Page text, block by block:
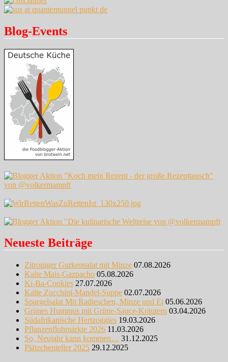
Blog-Events
Neueste Beiträge
Zitroniger Gurkensalat mit Minze 07.08.2026
Kalte Mais-Gazpacho 05.08.2026
Ki-Ba-Cookies 27.07.2026
Kalte Zucchini-Mandel-Suppe 02.07.2026
Spargelsalat Mit Radieschen, Minze und Ei 05.06.2026
Grünes Hummus mit Grüne-Sauce-Kräutern 03.04.2026
Südafrikanische Hertzoggies 19.03.2026
Pflanzenflohmärkte 2026 11.03.2026
So, Neujahr kann kommen… 31.12.2025
Plätzchenteller 2025 29.12.2025